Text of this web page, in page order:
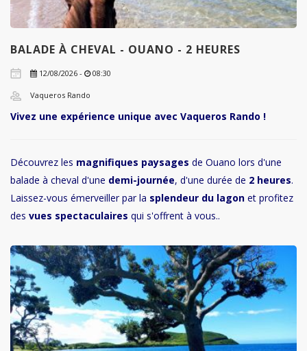
BALADE À CHEVAL - OUANO - 2 HEURES
12/08/2026 - 08:30
Vaqueros Rando
Vivez une expérience unique avec Vaqueros Rando !
Découvrez les magnifiques paysages de Ouano lors d'une
balade à cheval d'une demi-journée, d'une durée de 2 heures.
Laissez-vous émerveiller par la splendeur du lagon et profitez
des vues spectaculaires qui s'offrent à vous..